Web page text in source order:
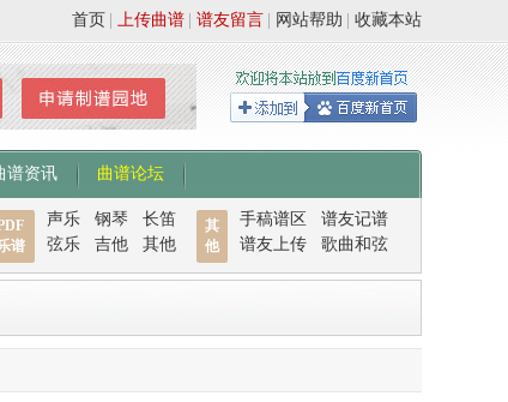
收藏本站
网站帮助
谱友留言
上传曲谱
首页
谱资讯 曲谱论坛
谱
声乐 钢琴
长笛
弦乐
吉他 其他
其
他
手稿谱区
谱友记谱
谱友上传
歌曲和弦